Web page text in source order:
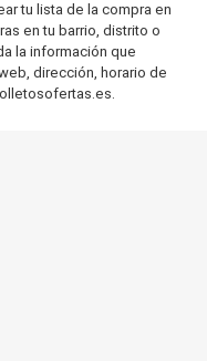
tu lista de la compra en
en tu barrio, distrito o
la información que
dirección, horario de